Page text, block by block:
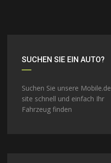
SUCHEN SIE EIN AUTO?
Suchen Sie unsere Mobile.de
site schnell und einfach Ihr
Fahrzeug finden